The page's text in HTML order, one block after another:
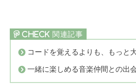
コードを覚えるよりも、もっと
一緒に楽しめる音楽仲間との出